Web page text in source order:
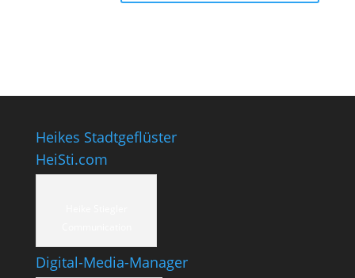
Heikes Stadtgeflüster
HeiSti.com
Digital-Media-Manager